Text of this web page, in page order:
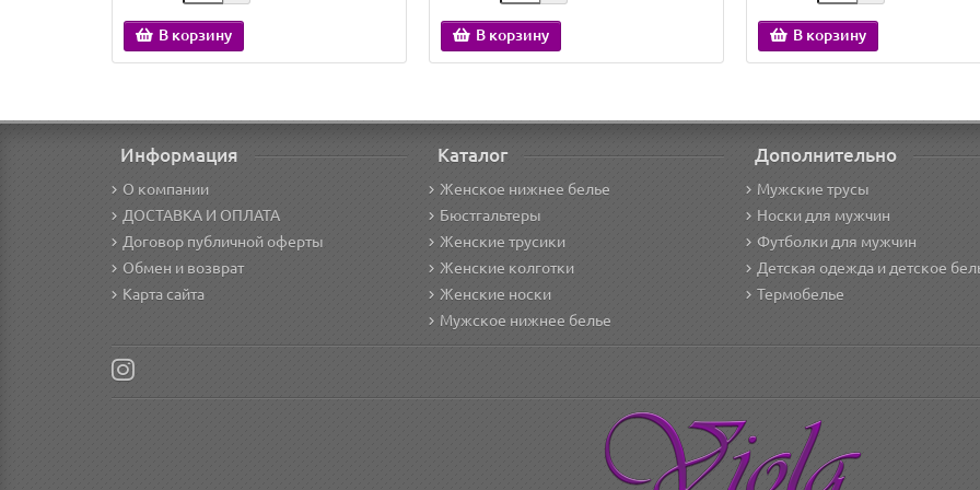
В корзину В корзину В корзину
Информация
О компании
ДОСТАВКА И ОПЛАТА
Договор публичной оферты
Обмен и возврат
Карта сайта
Каталог
Женское нижнее белье
Бюстгальтеры
Женские трусики
Женские колготки
Женские носки
Мужское нижнее белье
Дополнительно
Мужские трусы
Носки для мужчин
Футболки для мужчин
Детская одежда и детское
Термобелье